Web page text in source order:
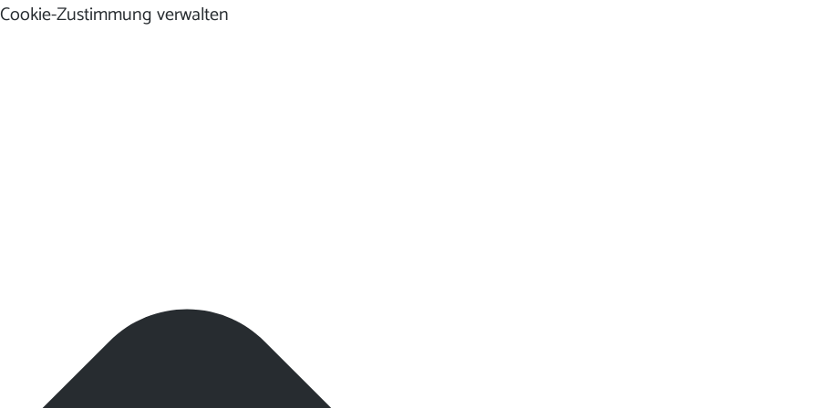
Cookie-Zustimmung verwalten